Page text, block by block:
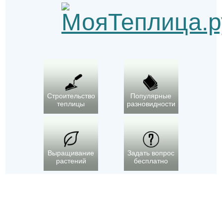
Строительство
теплицы
Популярные
разновидности
Выращивание
растений
Задать вопрос
бесплатно